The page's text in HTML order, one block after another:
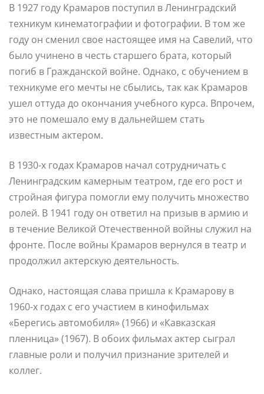
В 1927 году Крамаров поступил в Ленинградский
техникум кинематографии и фотографии. В том же
году он сменил свое настоящее имя на Савелий, что
было учинено в честь старшего брата, который
погиб в Гражданской войне. Однако, с обучением в
техникуме его мечты не сбылись, так как Крамаров
ушел оттуда до окончания учебного курса. Впрочем,
это не помешало ему в дальнейшем стать
известным актером.
В 1930-х годах Крамаров начал сотрудничать с
Ленинградским камерным театром, где его рост и
стройная фигура помогли ему получить множество
ролей. В 1941 году он ответил на призыв в армию и
в течение Великой Отечественной войны служил на
фронте. После войны Крамаров вернулся в театр и
продолжил актерскую деятельность.
Однако, настоящая слава пришла к Крамарову в
1960-х годах с его участием в кинофильмах
«Берегись автомобиля» (1966) и «Кавказская
пленница» (1967). В обоих фильмах актер сыграл
главные роли и получил признание зрителей и
коллег.